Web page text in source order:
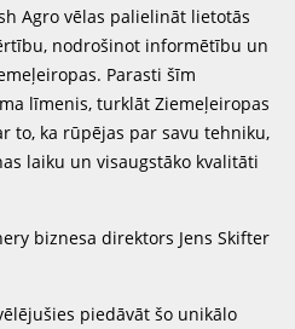
Agro vēlas palielināt lietotās
nodrošinot informētību un
Parasti šīm
līmenis, turklāt Ziemeļeiropas
to, ka rūpējas par savu tehniku,
laiku un visaugstāko kvalitāti
biznesa direktors Jens Skifter
piedāvāt šo unikālo